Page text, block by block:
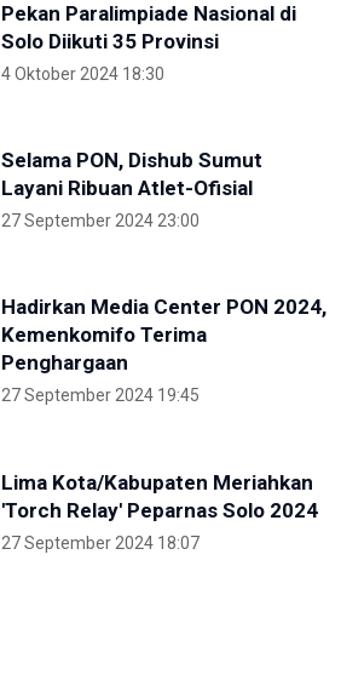
Pekan Paralimpiade Nasional di
Solo Diikuti 35 Provinsi
4 Oktober 2024 18:30
Selama PON, Dishub Sumut
Layani Ribuan Atlet-Ofisial
27 September 2024 23:00
Hadirkan Media Center PON 2024,
Kemenkomifo Terima
Penghargaan
27 September 2024 19:45
Lima Kota/Kabupaten Meriahkan
'Torch Relay' Peparnas Solo 2024
27 September 2024 18:07